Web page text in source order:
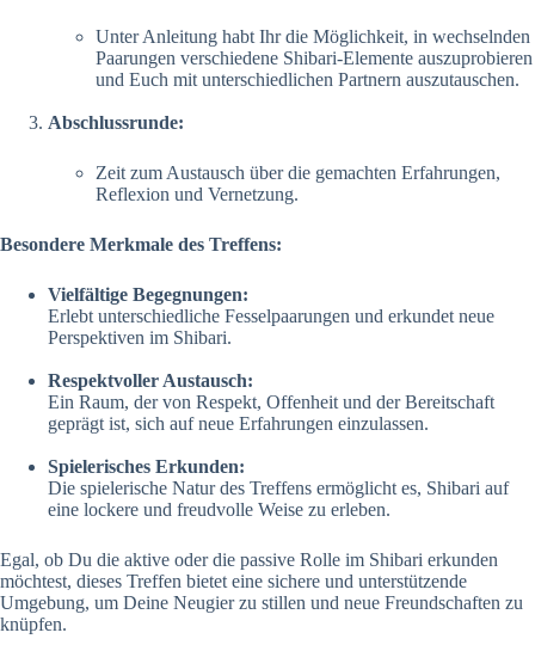
Unter Anleitung habt Ihr die Möglichkeit, in wechselnden
Paarungen verschiedene Shibari-Elemente auszuprobieren
und Euch mit unterschiedlichen Partnern auszutauschen.
Abschlussrunde:
Zeit zum Austausch über die gemachten Erfahrungen,
Reflexion und Vernetzung.
Besondere Merkmale des Treffens:
Vielfältige Begegnungen:
Erlebt unterschiedliche Fesselpaarungen und erkundet neue
Perspektiven im Shibari.
Respektvoller Austausch:
Ein Raum, der von Respekt, Offenheit und der Bereitschaft
geprägt ist, sich auf neue Erfahrungen einzulassen.
Spielerisches Erkunden:
Die spielerische Natur des Treffens ermöglicht es, Shibari auf
eine lockere und freudvolle Weise zu erleben.
Egal, ob Du die aktive oder die passive Rolle im Shibari erkunden
möchtest, dieses Treffen bietet eine sichere und unterstützende
Umgebung, um Deine Neugier zu stillen und neue Freundschaften zu
knüpfen.